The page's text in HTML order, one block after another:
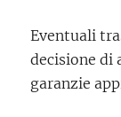
Eventuali
decisione di
garanzie